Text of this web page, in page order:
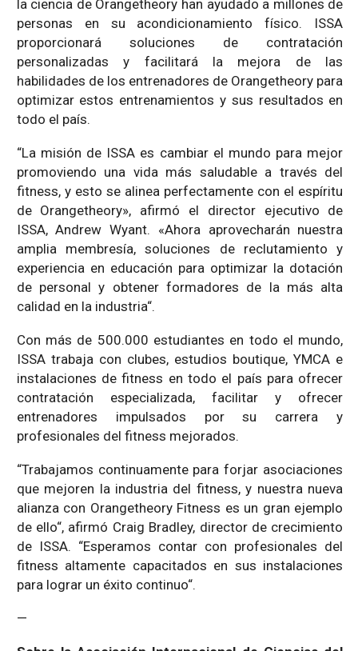
la ciencia de Orangetheory han ayudado a millones de
personas en su acondicionamiento físico. ISSA
proporcionará soluciones de contratación
personalizadas y facilitará la mejora de las
habilidades de los entrenadores de Orangetheory para
optimizar estos entrenamientos y sus resultados en
todo el país.
“La misión de ISSA es cambiar el mundo para mejor
promoviendo una vida más saludable a través del
fitness, y esto se alinea perfectamente con el espíritu
de Orangetheory», afirmó el director ejecutivo de
ISSA, Andrew Wyant. «Ahora aprovecharán nuestra
amplia membresía, soluciones de reclutamiento y
experiencia en educación para optimizar la dotación
de personal y obtener formadores de la más alta
calidad en la industria“.
Con más de 500.000 estudiantes en todo el mundo,
ISSA trabaja con clubes, estudios boutique, YMCA e
instalaciones de fitness en todo el país para ofrecer
contratación especializada, facilitar y ofrecer
entrenadores impulsados por su carrera y
profesionales del fitness mejorados.
“Trabajamos continuamente para forjar asociaciones
que mejoren la industria del fitness, y nuestra nueva
alianza con Orangetheory Fitness es un gran ejemplo
de ello“, afirmó Craig Bradley, director de crecimiento
de ISSA. “Esperamos contar con profesionales del
fitness altamente capacitados en sus instalaciones
para lograr un éxito continuo“.
—